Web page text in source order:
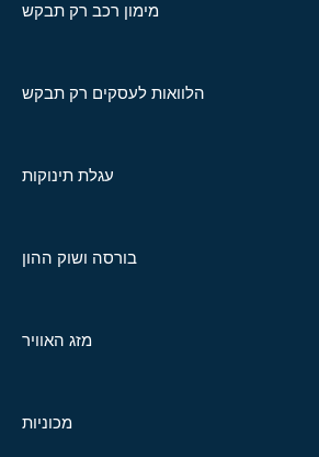
מימון רכב רק תבקש
הלוואות לעסקים רק תבקש
עגלת תינוקות
בורסה ושוק ההון
מזג האוויר
מכוניות